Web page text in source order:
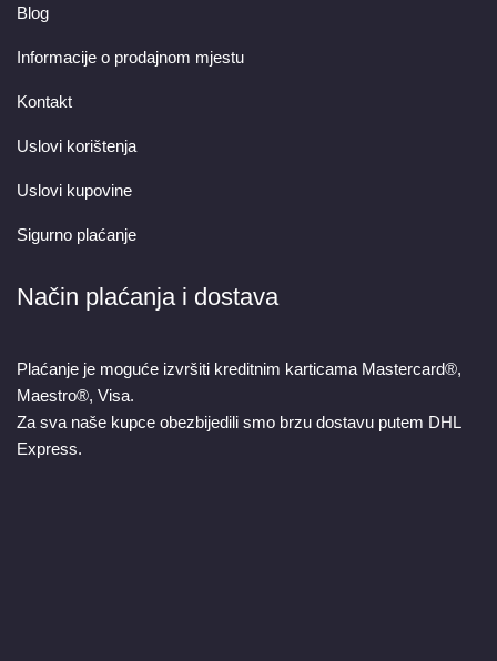
Blog
Informacije o prodajnom mjestu
Kontakt
Uslovi korištenja
Uslovi kupovine
Sigurno plaćanje
Način plaćanja i dostava
Plaćanje je moguće izvršiti kreditnim karticama Mastercard®,
Maestro®, Visa.
Za sva naše kupce obezbijedili smo brzu dostavu putem DHL
Express.